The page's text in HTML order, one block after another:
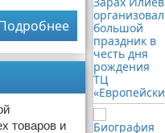
товаров и